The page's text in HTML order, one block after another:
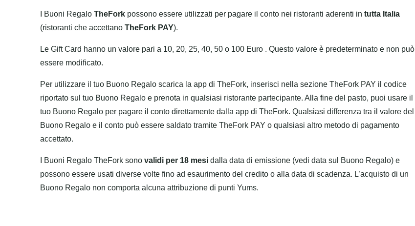
I Buoni RegaloTheFork possono essere utilizzati per pagare il conto nei ristoranti aderenti intutta Italia
(ristoranti che accettanoTheFork PAY).
Le Gift Card hanno un valore pari a 10, 20, 25, 40, 50 o 100 Euro . Questo valore è predeterminato e non può
essere modificato.
Per utilizzare il tuo Buono Regalo scarica la app di TheFork, inserisci nella sezione TheFork PAY il codice
riportato sul tuo Buono Regalo e prenota in qualsiasi ristorante partecipante. Alla fine del pasto, puoi usare il
tuo Buono Regalo per pagare il conto direttamente dalla app di TheFork. Qualsiasi differenza tra il valore del
Buono Regalo e il conto può essere saldato tramite TheFork PAY o qualsiasi altro metodo di pagamento
accettato.
I Buoni Regalo TheFork sonovalidi per 18 mesi dalla data di emissione (vedi data sul Buono Regalo) e
possono essere usati diverse volte fino ad esaurimento del credito o alla data di scadenza. L’acquisto di un
Buono Regalo non comporta alcuna attribuzione di punti Yums.